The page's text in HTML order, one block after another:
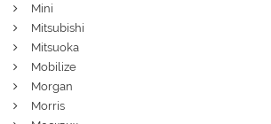
Mini
Mitsubishi
Mitsuoka
Mobilize
Morgan
Morris